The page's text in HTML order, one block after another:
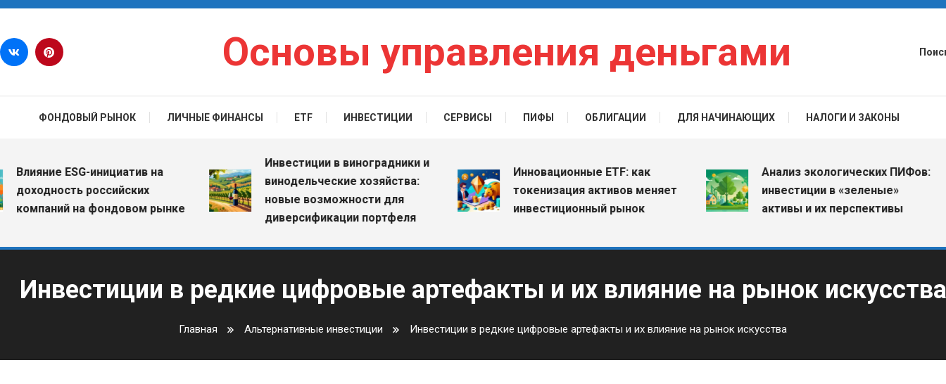
Перейти к содержимому
Основы управления деньгами
ФОНДОВЫЙ РЫНОК ЛИЧНЫЕ ФИНАНСЫ ETF ИНВЕСТИЦИИ СЕРВИСЫ ПИФЫ ОБЛИГАЦИИ ДЛЯ НАЧИНАЮЩИХ НАЛОГИ И ЗАКОНЫ
ESG-инициатив на
российских
на фондовом рынке
Инвестиции в виноградники и
винодельческие хозяйства:
новые возможности для
диверсификации портфеля
Инновационные ETF: как
токенизация активов меняет
инвестиционный рынок
Анализ экологических ПИФов:
инвестиции в «зеленые»
активы и их перспективы
Инвестиции в редкие цифровые артефакты и их влияние на рынок искусства
Главная Альтернативные инвестиции Инвестиции в редкие цифровые артефакты и их влияние на рынок искусства